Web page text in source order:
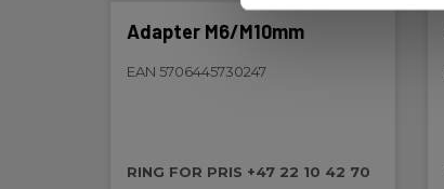
Adapter M6/M10mm
EAN 5706445730247
RING FOR PRIS +47 22 10 42 70